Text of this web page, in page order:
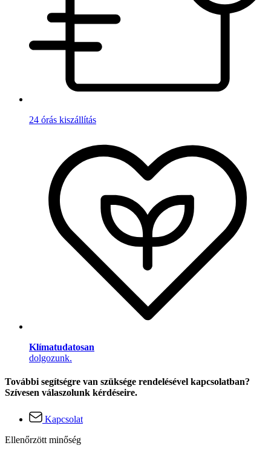
24 órás kiszállítás
Klímatudatosan
dolgozunk.
További segítségre van szüksége rendelésével kapcsolatban?
Szívesen válaszolunk kérdéseire.
Kapcsolat
Ellenőrzött minőség